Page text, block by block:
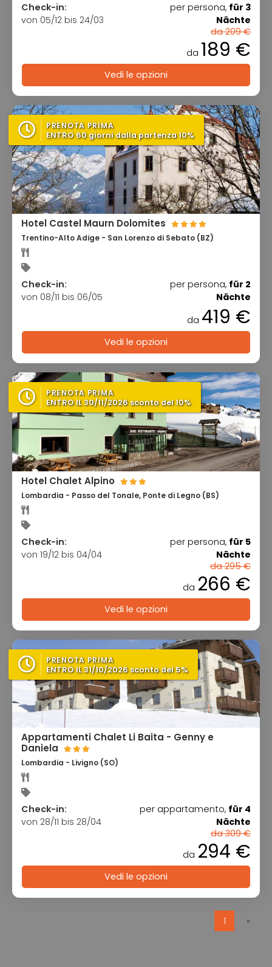
Check-in:
von 05/12 bis 24/03
per persona, für 3
Nächte
da 209 €
da 189 €
Vedi le opzioni
PRENOTA PRIMA
ENTRO 60 giorni dalla partenza 10%
Hotel Castel Maurn Dolomites
Trentino-Alto Adige - San Lorenzo di Sebato (BZ)
Check-in:
von 08/11 bis 06/05
per persona, für 2
Nächte
da 419 €
Vedi le opzioni
PRENOTA PRIMA
ENTRO IL 30/11/2026 sconto del 10%
Hotel Chalet Alpino
Lombardia - Passo del Tonale, Ponte di Legno (BS)
Check-in:
von 19/12 bis 04/04
per persona, für 5
Nächte
da 295 €
da 266 €
Vedi le opzioni
PRENOTA PRIMA
ENTRO IL 31/10/2026 sconto del 5%
Appartamenti Chalet Li Baita - Genny e
Daniela
Lombardia - Livigno (SO)
Check-in:
von 28/11 bis 28/04
per appartamento, für 4
Nächte
da 309 €
da 294 €
Vedi le opzioni
1 »